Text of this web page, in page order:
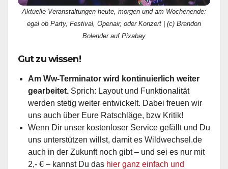
Aktuelle Veranstaltungen heute, morgen und am Wochenende:
egal ob Party, Festival, Openair, oder Konzert | (c) Brandon
Bolender auf Pixabay
Gut zu wissen!
Am Ww-Terminator wird kontinuierlich weiter
gearbeitet. Sprich: Layout und Funktionalität
werden stetig weiter entwickelt. Dabei freuen wir
uns auch über Eure Ratschläge, bzw Kritik!
Wenn Dir unser kostenloser Service gefällt und Du
uns unterstützen willst, damit es Wildwechsel.de
auch in der Zukunft noch gibt – und sei es nur mit
2,- € – kannst Du das hier ganz einfach und